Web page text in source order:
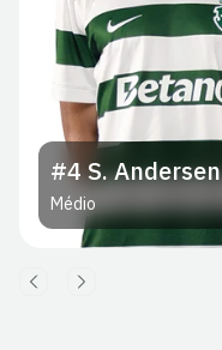
#4S. Andersen
Médio